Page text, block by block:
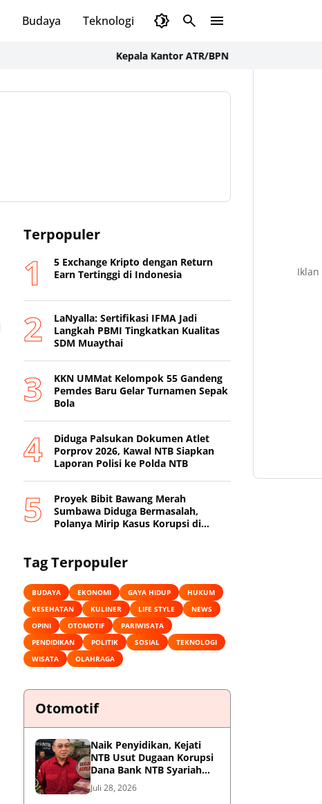
Budaya Teknologi Olahraga
Kepala Kantor ATR/BPN Sumbawa Barat
Terpopuler
5 Exchange Kripto dengan Return
Earn Tertinggi di Indonesia
LaNyalla: Sertifikasi IFMA Jadi
Langkah PBMI Tingkatkan Kualitas
SDM Muaythai
KKN UMMat Kelompok 55 Gandeng
Pemdes Baru Gelar Turnamen Sepak
Bola
Diduga Palsukan Dokumen Atlet
Porprov 2026, Kawal NTB Siapkan
Laporan Polisi ke Polda NTB
Proyek Bibit Bawang Merah
Sumbawa Diduga Bermasalah,
Polanya Mirip Kasus Korupsi di
Tag Terpopuler
BUDAYA EKONOMI GAYA HIDUP
HUKUM
KESEHATAN
KULINER LIFE STYLE
NEWS
OPINI
OTOMOTIF
PARIWISATA
PENDIDIKAN
POLITIK SOSIAL
TEKNOLOGI
WISATA
OLAHRAGA
Otomotif
Naik Penyidikan, Kejati
NTB Usut Dugaan Korupsi
Dana Bank NTB Syariah
untuk MXGP 2023
Juli 28, 2026
Iklan